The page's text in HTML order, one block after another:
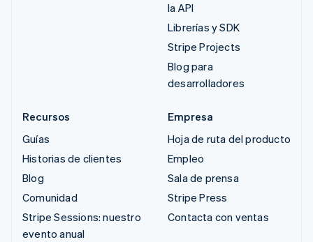
la API
Librerías y SDK
Stripe Projects
Blog para
desarrolladores
Recursos
Guías
Historias de clientes
Blog
Comunidad
Stripe Sessions: nuestro
evento anual
Empresa
Hoja de ruta del producto
Empleo
Sala de prensa
Stripe Press
Contacta con ventas